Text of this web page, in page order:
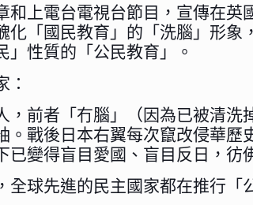
上電台電視台節目，宣傳在
化「國民教育」的「洗腦」形
性質的「公民教育」。
：
前者「冇腦」（因為已被清
。戰後日本右翼每次竄改侵華
變得盲目愛國、盲目反日，彷
球先進的民主國家都在推行「